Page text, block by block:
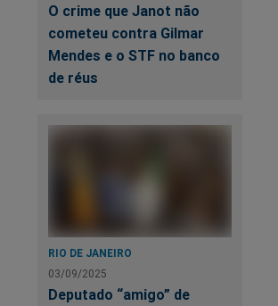
O crime que Janot não
cometeu contra Gilmar
Mendes e o STF no banco
de réus
RIO DE JANEIRO
03/09/2025
Deputado “amigo” de